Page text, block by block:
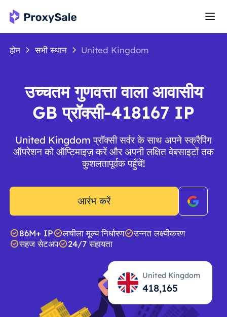
होम सभी स्थान United Kingdom
उच्चतम गुणवत्ता वाला आवासीय
GB प्रॉक्सी-418167 IP
United Kingdom प्रॉक्सी सर्वर के साथ अपने स्क्रैपिंग
ऑपरेशन को ऑप्टिमाइज़ करें और अपनी लक्षित वेबसाइटों तक
कुशलतापूर्वक पहुँचें!
आरंभ करें
86M+ IP लचीला मूल्य निर्धारण
उन्नत लक्ष्यीकरण
सहज सेटअप
24/7 सहायता
United Kingdom
418,167